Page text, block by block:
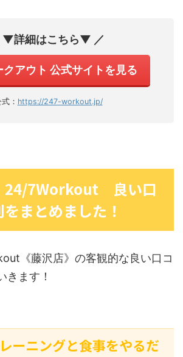
▼詳細はこちら▼ ／
アウト 公式サイトを見る
： https://247-workout.jp/
24/7Workout 良い口
まとめました！
《藤沢店》の客観的な良い口コ
きます！
ーニングと食事をやるだ